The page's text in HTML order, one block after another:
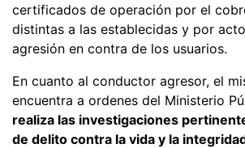
certificados de operación por el
distintas a las establecidas y por
agresión en contra de los usuarios.
En cuanto al conductor agresor, el
encuentra a ordenes del Ministerio
realiza las investigaciones
de delito contra la vida y la